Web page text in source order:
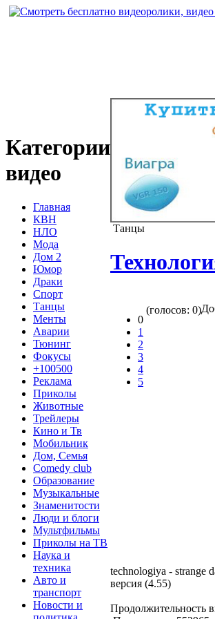
Категории
видео
Главная
КВН
НЛО
Мода
Дом 2
Юмор
Драки
Спорт
Танцы
Менты
Аварии
Тюнинг
Фокусы
+100500
Реклама
Приколы
Животные
Трейлеры
Кино и Тв
Мобильник
Дом, Семья
Comedy club
Образование
Музыкальные
Знаменитости
Люди и блоги
Мультфильмы
Приколы на ТВ
Наука и
техника
Авто и
транспорт
Новости и
Танцы
0
1
2
3
4
5
(голосов: 0)
technologiya - strange
версия (4.55)
Продолжительность